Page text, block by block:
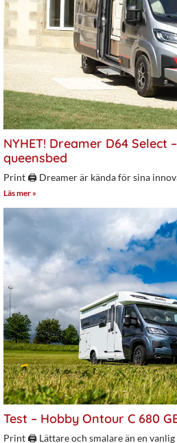
NYHET! Dreamer D64 Select
queensbed
Print 🖨 Dreamer är kända för sina
Läs mer »
Test – Hobby Ontour C 680
Print 🖨 Lättare och smalare än en vanlig